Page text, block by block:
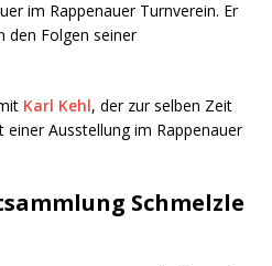
im Rappenauer Turnverein. Er
den Folgen seiner
Karl Kehl, der zur selben Zeit
Ausstellung im Rappenauer
Schmelzle